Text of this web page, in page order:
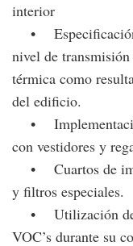
interior
• Especificación
nivel de
térmica como
del edificio.
•
con vestidores y
• Cuartos de
y filtros especiales.
• Utilización de
VOC’s durante su